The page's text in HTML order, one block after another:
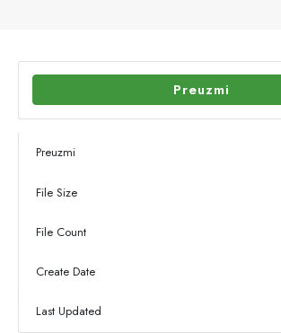
Preuzmi
Preuzmi
File Size
File Count
Create Date
Last Updated